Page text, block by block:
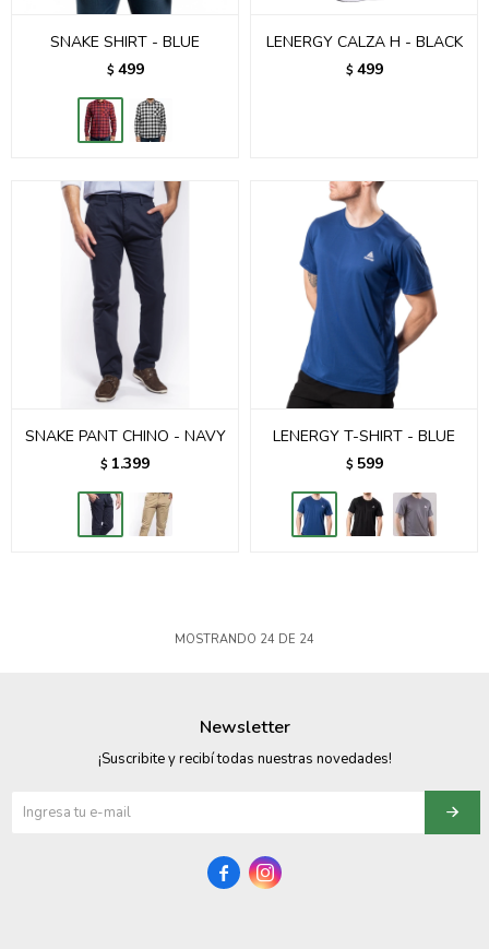
SNAKE SHIRT - BLUE
$ 499
LENERGY CALZA H - BLACK
$ 499
SNAKE PANT CHINO - NAVY
$ 1.399
LENERGY T-SHIRT - BLUE
$ 599
MOSTRANDO 24 DE 24
Newsletter
¡Suscribite y recibí todas nuestras novedades!
 